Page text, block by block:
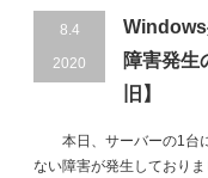
8.4
2020
障害発生
旧】
本日、サーバーの1台
ない障害が発生しており